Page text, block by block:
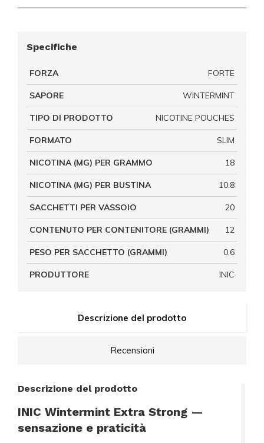
Descrizione del prodotto
Recensioni
Descrizione del prodotto
INIC Wintermint Extra Strong —
sensazione e praticità
Specifiche
FORZA FORTE
SAPORE WINTERMINT
TIPO DI PRODOTTO NICOTINE POUCHES
FORMATO SLIM
NICOTINA (MG) PER GRAMMO 18
NICOTINA (MG) PER BUSTINA 10.8
SACCHETTI PER VASSOIO 20
CONTENUTO PER CONTENITORE (GRAMMI) 12
PESO PER SACCHETTO (GRAMMI) 0,6
PRODUTTORE INIC